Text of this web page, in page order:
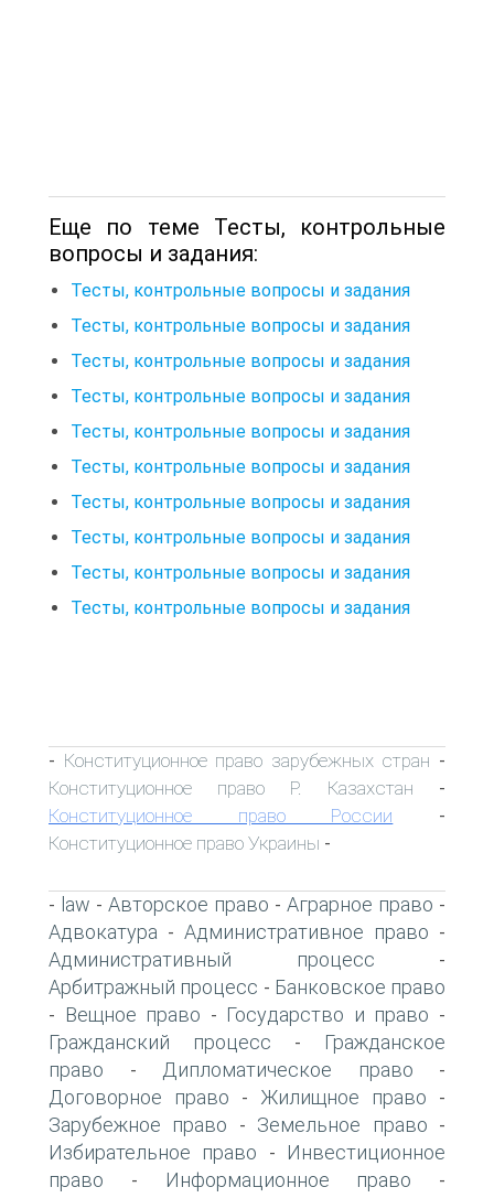
Еще по теме Тесты, контрольные
вопросы и задания:
Тесты, контрольные вопросы и задания
Тесты, контрольные вопросы и задания
Тесты, контрольные вопросы и задания
Тесты, контрольные вопросы и задания
Тесты, контрольные вопросы и задания
Тесты, контрольные вопросы и задания
Тесты, контрольные вопросы и задания
Тесты, контрольные вопросы и задания
Тесты, контрольные вопросы и задания
Тесты, контрольные вопросы и задания
- Конституционное право зарубежных стран -
Конституционное право Р. Казахстан -
Конституционное право России -
Конституционное право Украины -
- law - Авторское право - Аграрное право -
Адвокатура - Административное право -
Административный процесс -
Арбитражный процесс - Банковское право
- Вещное право - Государство и право -
Гражданский процесс -
Гражданское
право - Дипломатическое право -
Договорное право - Жилищное право -
Зарубежное право - Земельное право -
Избирательное право -
Инвестиционное
право - Информационное право -